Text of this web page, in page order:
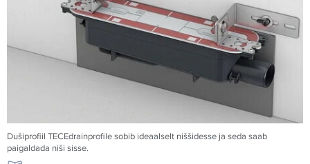
Dušiprofiil TECEdrainprofile sobib ideaalselt niššidesse ja seda saab
paigaldada niši sisse.